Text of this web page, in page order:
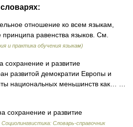
отношение ко всем языкам,
равенства языков. См.
и практика обучения языкам)
и развитие
развитой демократии Европы и
национальных меньшинств как… …
и развитие
Словарь-справочник